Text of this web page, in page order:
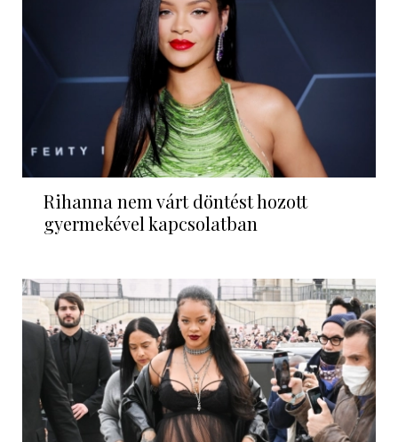
Rihanna nem várt döntést hozott
gyermekével kapcsolatban